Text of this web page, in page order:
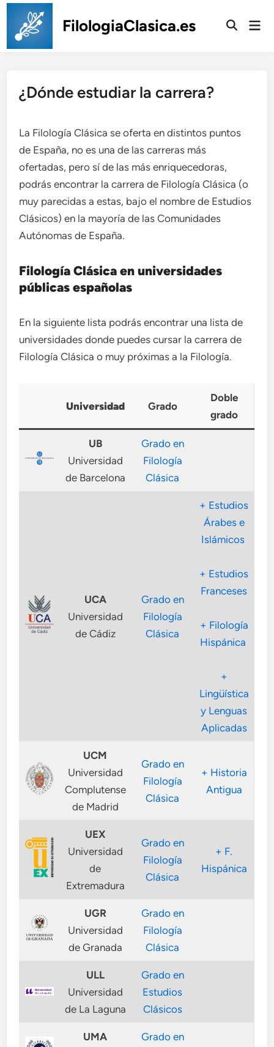
Saltar
contenido
FilologiaClasica.es
¿Dónde estudiar la carrera?
La Filología Clásica se oferta en distintos puntos
de España, no es una de las carreras más
ofertadas, pero sí de las más enriquecedoras,
podrás encontrar la carrera de Filología Clásica (o
muy parecidas a estas, bajo el nombre de Estudios
Clásicos) en la mayoría de las Comunidades
Autónomas de España.
Filología Clásica en universidades
públicas españolas
En la siguiente lista podrás encontrar una lista de
universidades donde puedes cursar la carrera de
Filología Clásica o muy próximas a la Filología.
Universidad Grado
Doble
grado
UB
Universidad
de Barcelona
Grado en
Filología
Clásica
UCA
Universidad
de Cádiz
Grado en
Filología
Clásica
+ Estudios
Árabes e
Islámicos
+ Estudios
Franceses
+ Filología
Hispánica
+
Lingüística
y Lenguas
Aplicadas
UCM
Universidad
Complutense
de Madrid
Grado en
Filología
Clásica
+ Historia
Antigua
UEX
Universidad
de
Extremadura
Grado en
Filología
Clásica
+ F.
Hispánica
UGR
Universidad
de Granada
Grado en
Filología
Clásica
ULL
Universidad
de La Laguna
Grado en
Estudios
Clásicos
UMA
Grado en